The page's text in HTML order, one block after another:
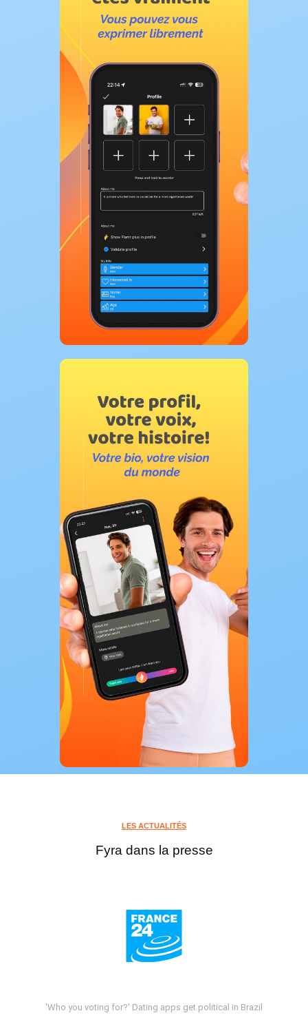
LES ACTUALITÉS
Fyra dans la presse
'Who you voting for?' Dating apps get political in Brazil